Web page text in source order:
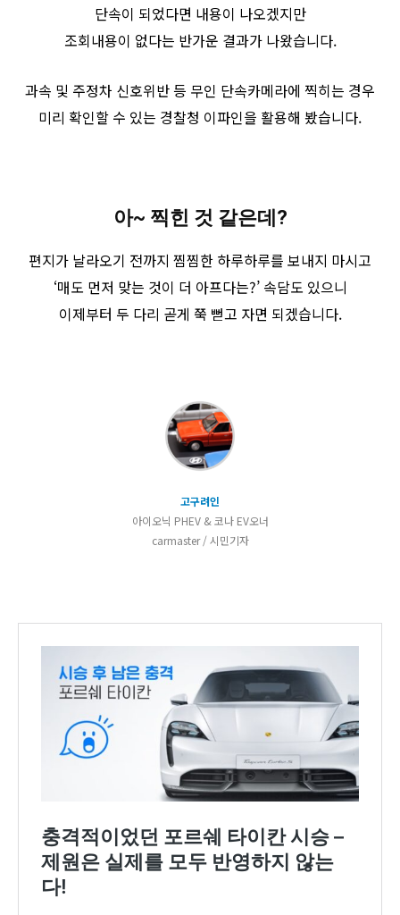
단속이 되었다면 내용이 나오겠지만
조회내용이 없다는 반가운 결과가 나왔습니다.
과속 및 주정차 신호위반 등 무인 단속카메라에 찍히는 경우
미리 확인할 수 있는 경찰청 이파인을 활용해 봤습니다.
아~ 찍힌 것 같은데?
편지가 날라오기 전까지 찜찜한 하루하루를 보내지 마시고
‘매도 먼저 맞는 것이 더 아프다는?’ 속담도 있으니
이제부터 두 다리 곧게 쭉 뻗고 자면 되겠습니다.
고구려인
아이오닉 PHEV & 코나 EV오너
carmaster / 시민기자